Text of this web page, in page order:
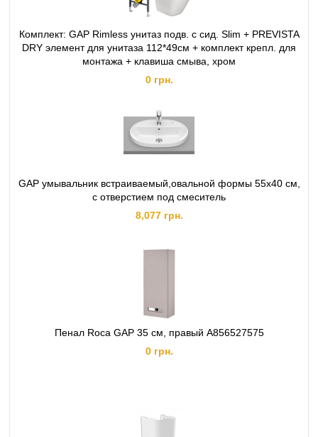
Комплект: GAP Rimless унитаз подв. с сид. Slim + PREVISTA
DRY элемент для унитаза 112*49cм + комплект крепл. для
монтажа + клавиша смыва, хром
0 грн.
GAP умывальник встраиваемый,овальной формы 55x40 cм,
с отверстием под смеситель
8,077 грн.
Пенал Roca GAP 35 см, правый A856527575
0 грн.